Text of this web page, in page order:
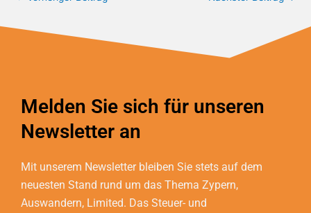
Melden Sie sich für unseren
Newsletter an
Mit unserem Newsletter bleiben Sie stets auf dem
neuesten Stand rund um das Thema Zypern,
Auswandern, Limited. Das Steuer- und